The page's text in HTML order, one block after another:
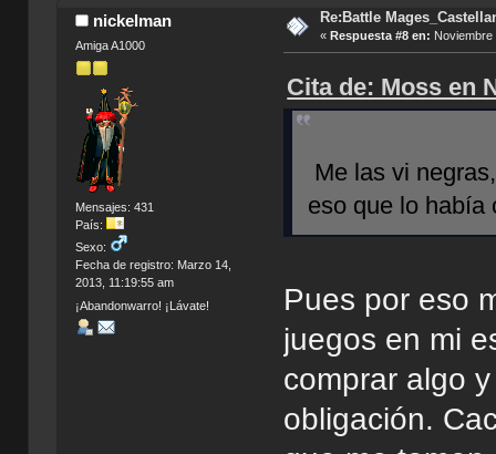
nickelman
Amiga A1000
Mensajes: 431
País:
Sexo:
Fecha de registro: Marzo 14,
2013, 11:19:55 am
¡Abandonwarro! ¡Lávate!
Re:Battle
« Respuesta #8 en: Noviembre
Cita de: Moss en
Me las vi
eso que lo había
Pues por eso
juegos en mi
comprar algo
obligación.